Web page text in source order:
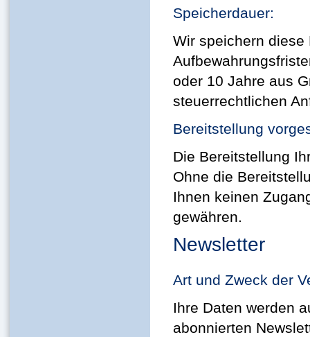
Speicherdauer:
Wir speichern
oder 10 Jahre aus
steuerrechtlichen
Bereitstellung
Die Bereitstellung
Ohne die
Ihnen keinen
gewähren.
Newsletter
Art und Zweck der
Ihre Daten werden
abonnierten